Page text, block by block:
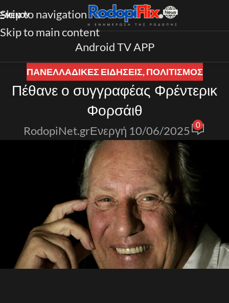
Skip to navigation
Skip to main content
ΜΕΝΟΎ
Android TV APP
ΠΑΝΕΛΛΑΔΙΚΈΣ ΕΙΔΉΣΕΙΣ,ΠΟΛΙΤΙΣΜΟΣ
Πέθανε ο συγγραφέας Φρέντερικ
Φορσάιθ
RodopiNet.grΕνεργή 10/06/2025 0